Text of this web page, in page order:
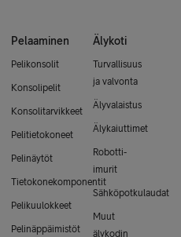
Pelaaminen
Pelikonsolit
Konsolipelit
Konsolitarvikkeet
Pelitietokoneet
Pelinäytöt
Tietokonekomponentit
Pelikuulokkeet
Pelinäppäimistöt
Älykoti
Turvallisuus
ja valvonta
Älyvalaistus
Älykaiuttimet
Robotti-
imurit
Sähköpotkulaudat
Muut
älykodin